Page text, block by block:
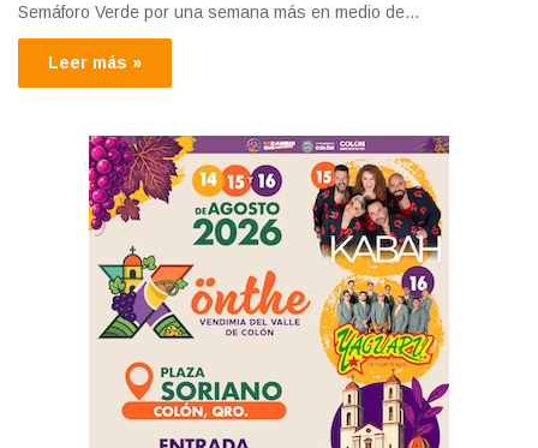
Semáforo Verde por una semana más en medio de…
Leer más »